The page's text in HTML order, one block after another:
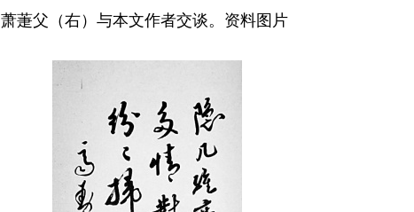
萧萐父（右）与本文作者交谈。资料图片